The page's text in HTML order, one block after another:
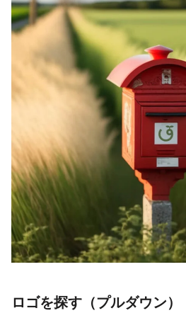
ロゴを探す（プルダウン）